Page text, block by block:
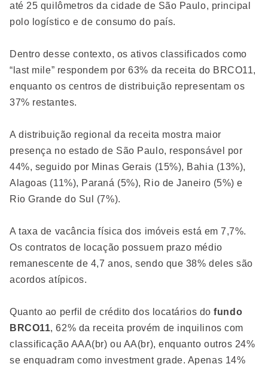
até 25 quilômetros da cidade de São Paulo, principal
polo logístico e de consumo do país.
Dentro desse contexto, os ativos classificados como
“last mile” respondem por 63% da receita do BRCO11,
enquanto os centros de distribuição representam os
37% restantes.
A distribuição regional da receita mostra maior
presença no estado de São Paulo, responsável por
44%, seguido por Minas Gerais (15%), Bahia (13%),
Alagoas (11%), Paraná (5%), Rio de Janeiro (5%) e
Rio Grande do Sul (7%).
A taxa de vacância física dos imóveis está em 7,7%.
Os contratos de locação possuem prazo médio
remanescente de 4,7 anos, sendo que 38% deles são
acordos atípicos.
Quanto ao perfil de crédito dos locatários dofundo
BRCO11, 62% da receita provém de inquilinos com
classificação AAA(br) ou AA(br), enquanto outros 24%
se enquadram como investment grade. Apenas 14%